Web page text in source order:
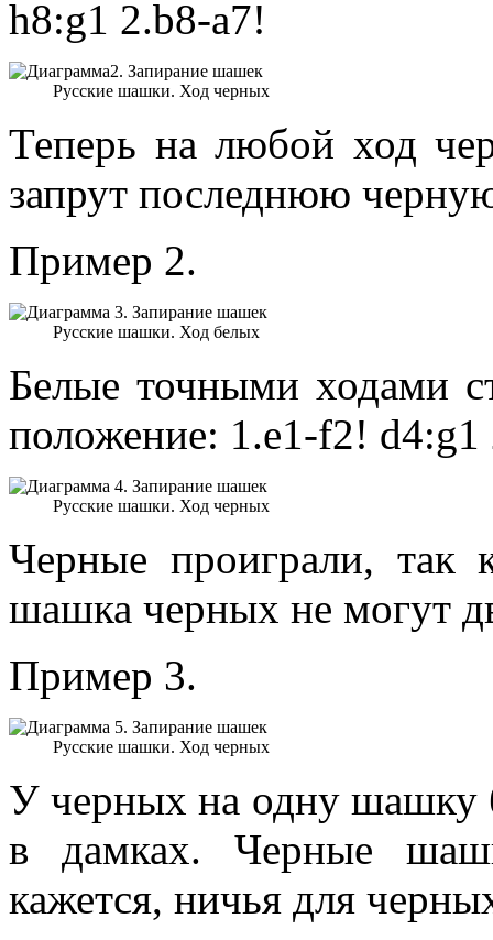
h8:g1 2.b8-a7!
Русские шашки. Ход черных
Теперь на любой ход
запрут последнюю
Пример 2.
Русские шашки. Ход белых
Белые точными ходами
положение: 1.е1-f2! d4:g1
Русские шашки. Ход черных
Черные проиграли,
шашка черных не могут
Пример 3.
Русские шашки. Ход черных
У черных на одну шашку
в дамках. Черные
кажется, ничья для